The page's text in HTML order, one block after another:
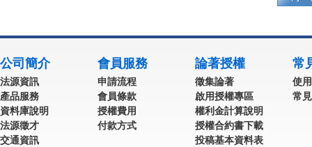
公司簡介
法源資訊
產品服務
資料庫說明
法源徵才
交通資訊
會員服務
申請流程
會員條款
授權費用
付款方式
論著授權
徵集論著
啟用授權專區
權利金計算說明
授權合約書下載
投稿基本資料表
常
使
常